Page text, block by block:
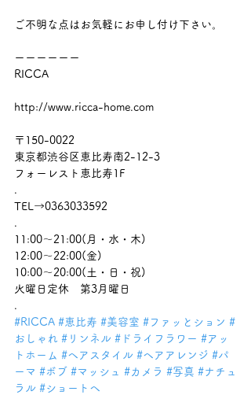
ご不明な点はお気軽にお申し付け下さい。
ーーーーーー
RICCA
http://www.ricca-home.com
〒150-0022
東京都渋谷区恵比寿南2-12-3
フォーレスト恵比寿1F
.
TEL→0363033592
.
11:00～21:00(月・水・木)
12:00～22:00(金)
10:00～20:00(土・日・祝)
火曜日定休　第3月曜日
.
#RICCA #恵比寿 #美容室 #ファッとション #
おしゃれ #リンネル #ドライフラワー #アッ
トホーム #ヘアスタイル #ヘアアレンジ #パ
ーマ #ボブ #マッシュ #カメラ #写真 #ナチュ
ラル #ショートヘ